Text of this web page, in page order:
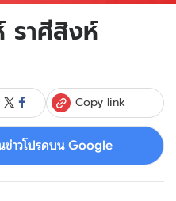
ราศีสิงห์
Copy link
ข่าวโปรดบน Google